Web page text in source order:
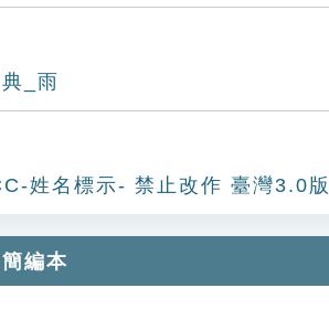
_雨
姓名標示- 禁止改作 臺灣3.0
編本